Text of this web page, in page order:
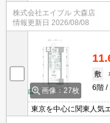
ターホン付き。保証会
00円)。
株式会社エイブル 大森店
情報更新日 2026/08/08
画像：27枚
敷
6階
東京を中心に関東人気
富！ 直営140店舗以上